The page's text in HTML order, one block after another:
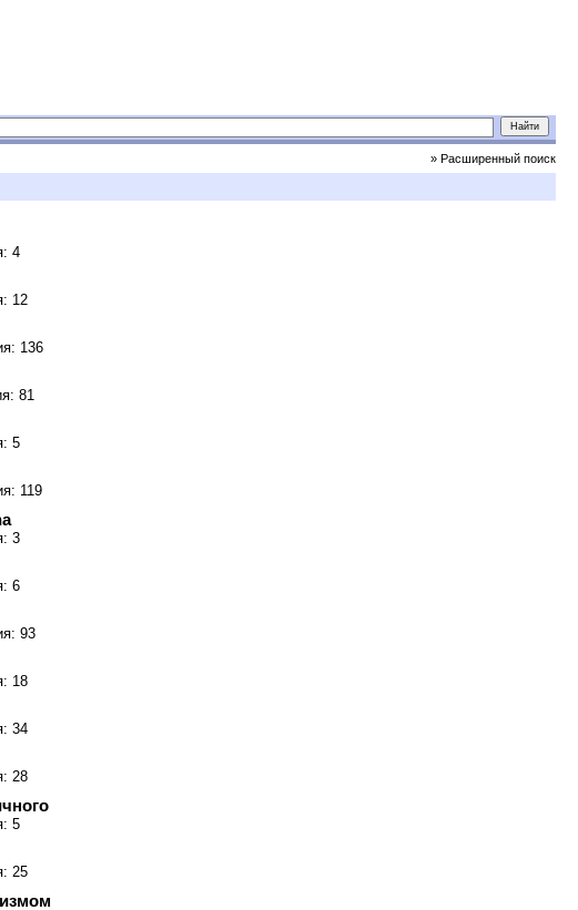
» Расширенный поиск
4
12
136
81
5
119
3
6
93
18
34
28
5
25